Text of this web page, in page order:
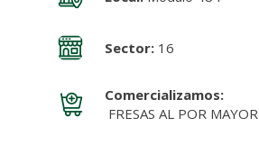
Sector:16
Comercializamos:
FRESAS AL POR MAYOR